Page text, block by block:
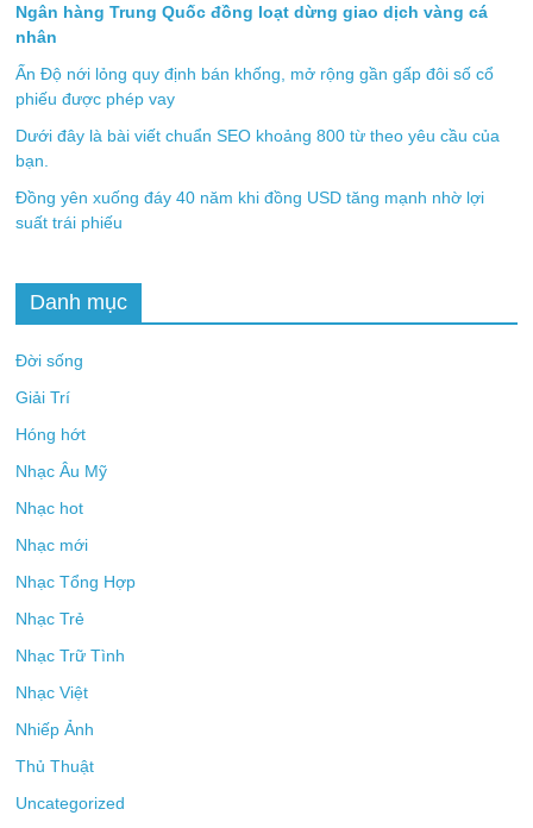
Ngân hàng Trung Quốc đồng loạt dừng giao dịch vàng cá
nhân
Ấn Độ nới lỏng quy định bán khống, mở rộng gần gấp đôi số cổ
phiếu được phép vay
Dưới đây là bài viết chuẩn SEO khoảng 800 từ theo yêu cầu của
bạn.
Đồng yên xuống đáy 40 năm khi đồng USD tăng mạnh nhờ lợi
suất trái phiếu
Danh mục
Đời sống
Giải Trí
Hóng hớt
Nhạc Âu Mỹ
Nhạc hot
Nhạc mới
Nhạc Tổng Hợp
Nhạc Trẻ
Nhạc Trữ Tình
Nhạc Việt
Nhiếp Ảnh
Thủ Thuật
Uncategorized